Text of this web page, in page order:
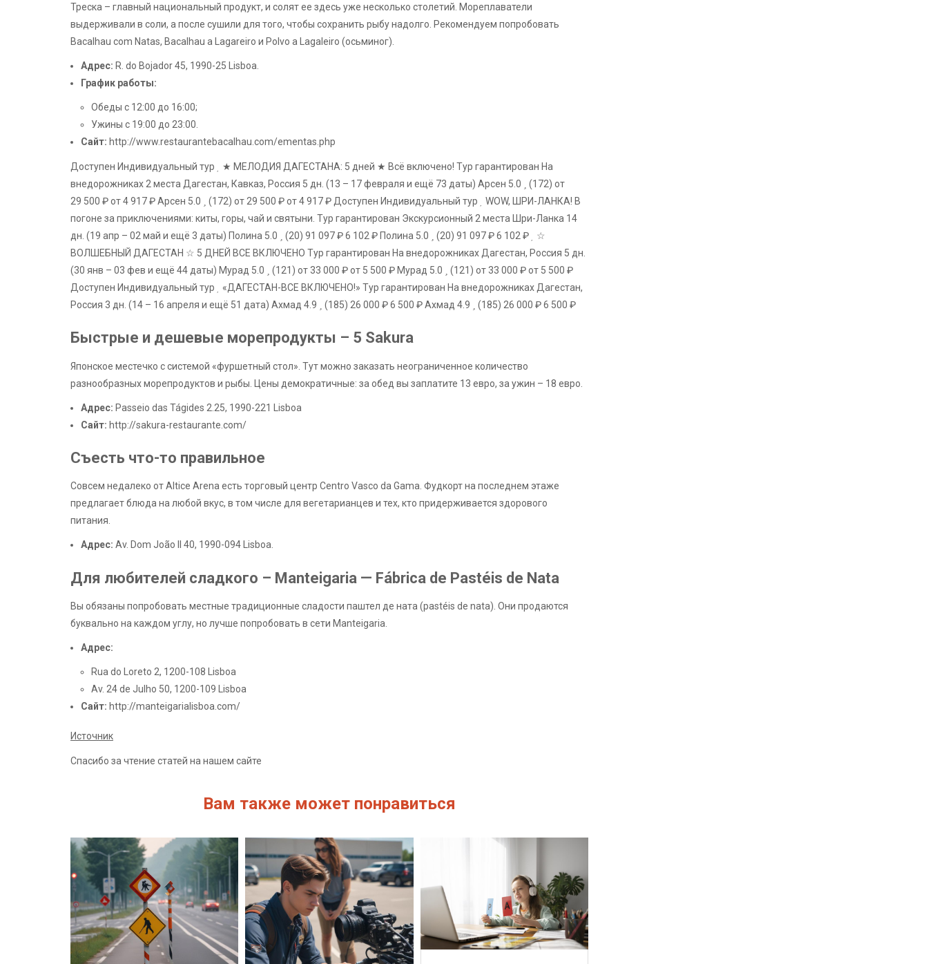
Треска – главный национальный продукт, и солят ее здесь уже несколько столетий. Мореплаватели
выдерживали в соли, а после сушили для того, чтобы сохранить рыбу надолго. Рекомендуем попробовать
Bacalhau com Natas, Bacalhau a Lagareiro и Polvo a Lagaleiro (осьминог).
Адрес: R. do Bojador 45, 1990-25 Lisboa.
График работы:
Обеды с 12:00 до 16:00;
Ужины с 19:00 до 23:00.
Сайт: http://www.restaurantebacalhau.com/ementas.php
Доступен Индивидуальный тур
★ МЕЛОДИЯ ДАГЕСТАНА: 5 дней ★ Всё включено! Тур гарантирован На
внедорожниках 2 места Дагестан, Кавказ, Россия 5 дн. (13 – 17 февраля и ещё 73 даты) Арсен 5.0 (172) от
29 500 ₽от 4 917 ₽Арсен 5.0 (172) от 29 500 ₽от 4 917 ₽ Доступен Индивидуальный тур
WOW, ШРИ-ЛАНКА! В
погоне за приключениями: киты, горы, чай и святыни. Тур гарантирован Экскурсионный 2 места Шри-Ланка 14
дн. (19 апр – 02 май и ещё 3 даты) Полина 5.0 (20) 91 097 ₽6 102 ₽ Полина 5.0 (20) 91 097 ₽6 102 ₽
☆
ВОЛШЕБНЫЙ ДАГЕСТАН ☆ 5 ДНЕЙ ВСЕ ВКЛЮЧЕНО Тур гарантирован На внедорожниках Дагестан, Россия 5 дн.
(30 янв – 03 фев и ещё 44 даты) Мурад 5.0 (121) от 33 000 ₽от 5 500 ₽ Мурад 5.0 (121) от 33 000 ₽от 5 500 ₽
Доступен Индивидуальный тур
«ДАГЕСТАН-ВСЕ ВКЛЮЧЕНО!» Тур гарантирован На внедорожниках Дагестан,
Россия 3 дн. (14 – 16 апреля и ещё 51 дата) Ахмад 4.9 (185) 26 000 ₽6 500 ₽Ахмад 4.9 (185) 26 000 ₽6 500 ₽
Быстрые и дешевые морепродукты – 5 Sakura
Японское местечко с системой «фуршетный стол». Тут можно заказать неограниченное количество
разнообразных морепродуктов и рыбы. Цены демократичные: за обед вы заплатите 13 евро, за ужин – 18 евро.
Адрес: Passeio das Tágides 2.25, 1990-221 Lisboa
Сайт: http://sakura-restaurante.com/
Съесть что-то правильное
Совсем недалеко от Altice Arena есть торговый центр Centro Vasco da Gama. Фудкорт на последнем этаже
предлагает блюда на любой вкус, в том числе для вегетарианцев и тех, кто придерживается здорового
питания.
Адрес: Av. Dom João II 40, 1990-094 Lisboa.
Для любителей сладкого – Manteigaria — Fábrica de Pastéis de Nata
Вы обязаны попробовать местные традиционные сладости паштел де ната (pastéis de nata). Они продаются
буквально на каждом углу, но лучше попробовать в сети Manteigaria.
Адрес:
Rua do Loreto 2, 1200-108 Lisboa
Av. 24 de Julho 50, 1200-109 Lisboa
Сайт: http://manteigarialisboa.com/
Источник
Спасибо за чтение статей на нашем сайте
Вам также может понравиться